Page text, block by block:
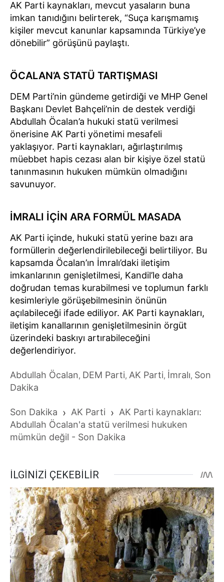
AK Parti kaynakları, mevcut yasaların buna
imkan tanıdığını belirterek, “Suça karışmamış
kişiler mevcut kanunlar kapsamında Türkiye’ye
dönebilir” görüşünü paylaştı.
ÖCALAN’A STATÜ TARTIŞMASI
DEM Parti’nin gündeme getirdiği ve MHP Genel
Başkanı Devlet Bahçeli’nin de destek verdiği
Abdullah Öcalan’a hukuki statü verilmesi
önerisine AK Parti yönetimi mesafeli
yaklaşıyor. Parti kaynakları, ağırlaştırılmış
müebbet hapis cezası alan bir kişiye özel statü
tanınmasının hukuken mümkün olmadığını
savunuyor.
İMRALI İÇİN ARA FORMÜL MASADA
AK Parti içinde, hukuki statü yerine bazı ara
formüllerin değerlendirilebileceği belirtiliyor. Bu
kapsamda Öcalan’ın İmralı’daki iletişim
imkanlarının genişletilmesi, Kandil’le daha
doğrudan temas kurabilmesi ve toplumun farklı
kesimleriyle görüşebilmesinin önünün
açılabileceği ifade ediliyor. AK Parti kaynakları,
iletişim kanallarının genişletilmesinin örgüt
üzerindeki baskıyı artırabileceğini
değerlendiriyor.
Abdullah Öcalan, DEM Parti, AK Parti, İmralı, Son
Dakika
Son Dakika › AK Parti › AK Parti kaynakları:
Abdullah Öcalan'a statü verilmesi hukuken
mümkün değil - Son Dakika